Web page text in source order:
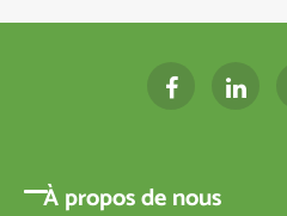
À propos de nous